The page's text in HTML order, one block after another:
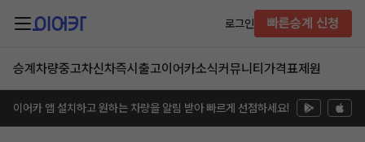
로그인 빠른승계 신청
승계차량중고차신차즉시출고이어카소식커뮤니티 가격표제원
이어카 앱 설치하고 원하는 차량을 알림 받아 빠르게 선점하세요!